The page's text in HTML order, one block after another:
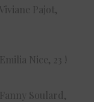
Pajot,
Nice, 23 !
Soulard,